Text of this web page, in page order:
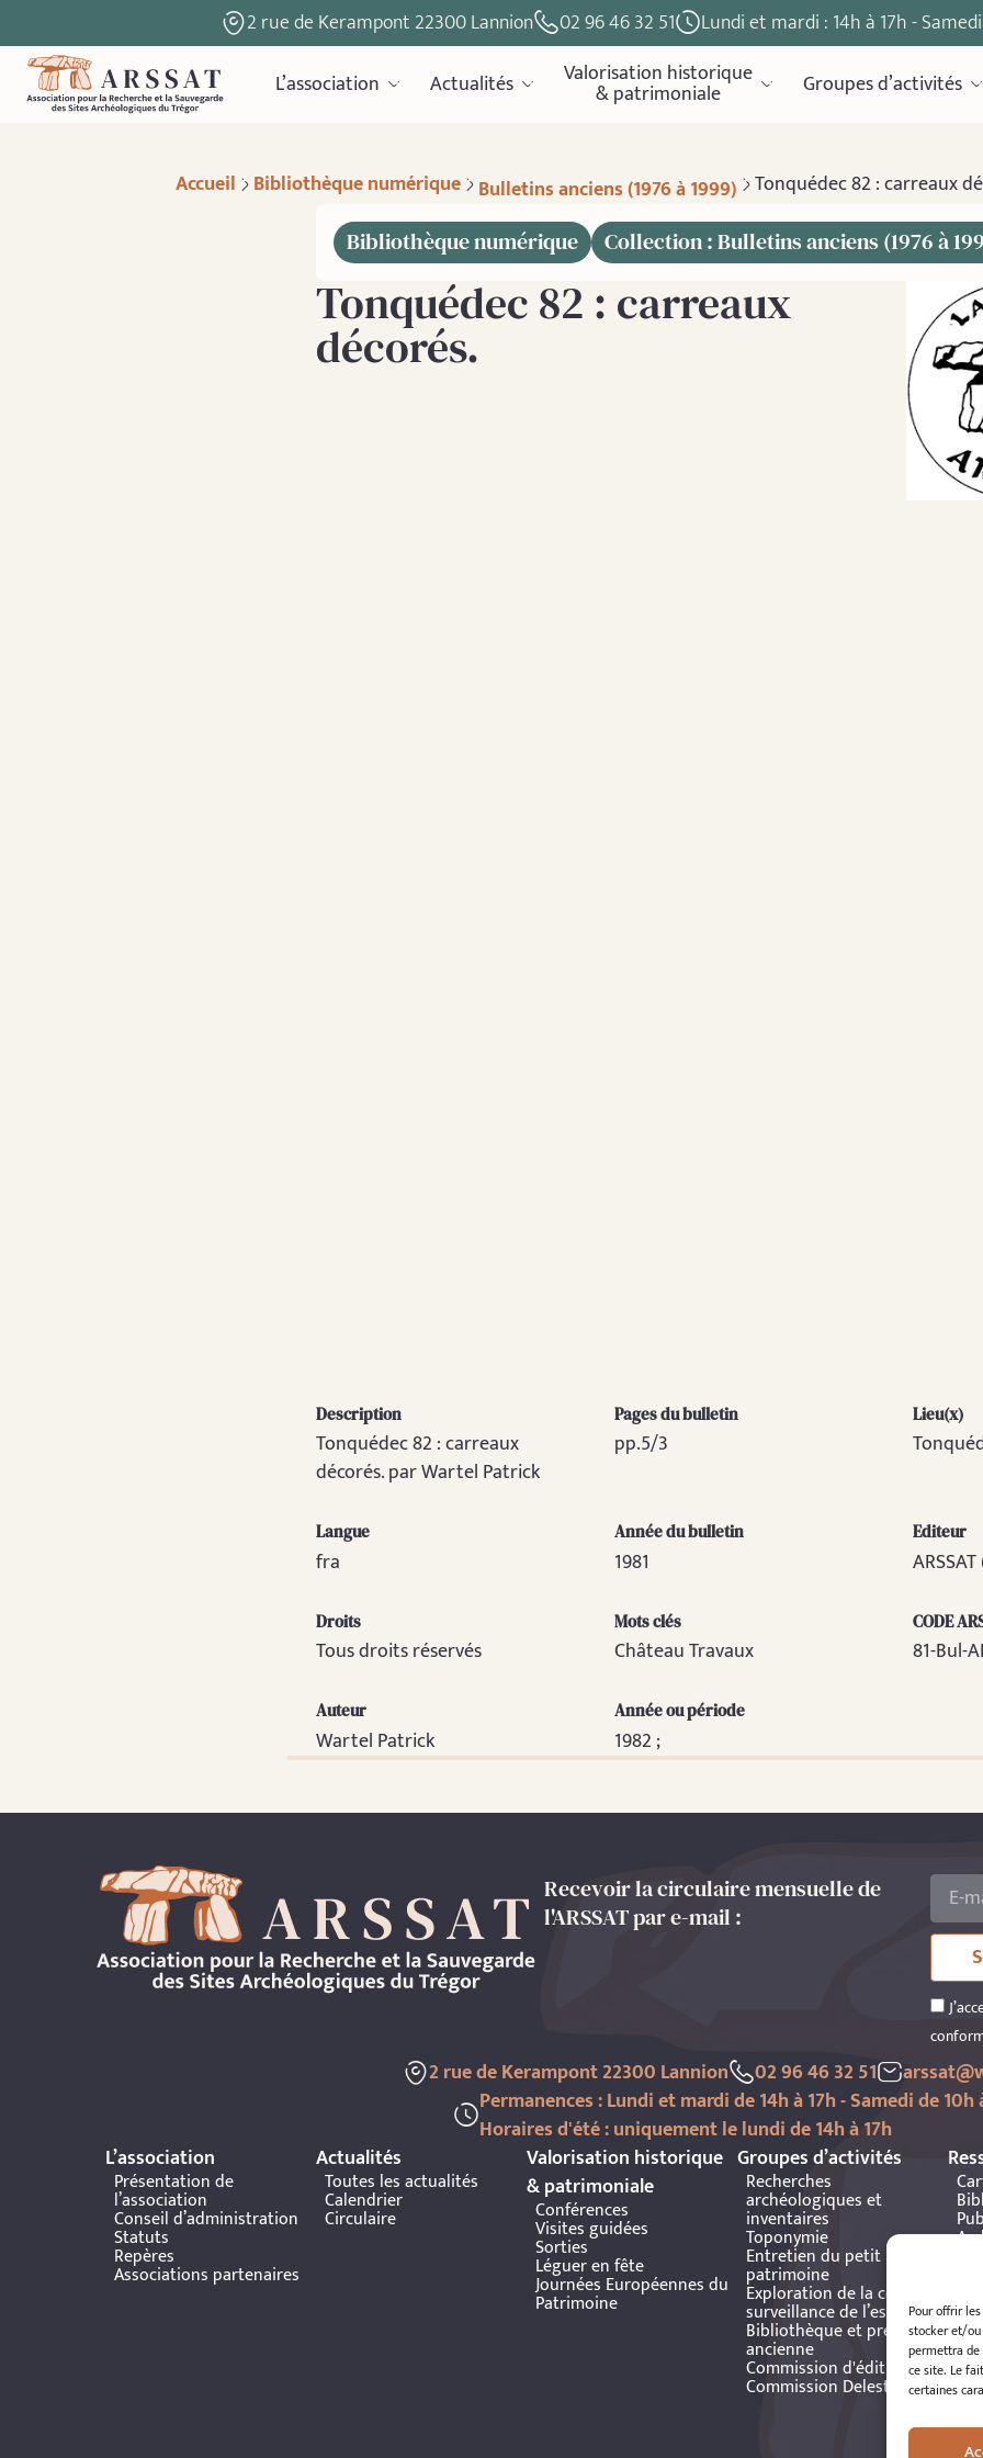
Pour offrir
stocker et/ou
permettra de
ce site. Le
certaines
2 rue de Kerampont 22300 Lannion 02 96 46 32 51
Lundi et mardi : 14h à 17h -
L’association
Actualités Valorisation historique
& patrimoniale Groupes d’activités
Accueil Bibliothèque numérique Bulletins anciens (1976 à 1999) Tonquédec 82 : carreaux
Bibliothèque numérique Collection : Bulletins anciens (1976 à
Tonquédec 82 : carreaux
décorés.
Description
Tonquédec 82 : carreaux
décorés. par Wartel Patrick
Pages du bulletin
pp.5/3
Lieu(x)
Langue
fra
Année du bulletin
1981
Editeur
Droits
Tous droits réservés
Mots clés
Château Travaux
CODE
81-Bul-
Auteur
Wartel Patrick
Année ou période
1982 ;
Recevoir la circulaire mensuelle de
l'ARSSAT par e-mail :
2 rue de Kerampont 22300 Lannion 02 96 46 32 51
Permanences : Lundi et mardi de 14h à 17h - Samedi de 10h
Horaires d'été : uniquement le lundi de 14h à 17h
L’association
Présentation de
l’association
Conseil d’administration
Statuts
Repères
Associations partenaires
Actualités
Toutes les actualités
Calendrier
Circulaire
Valorisation historique
& patrimoniale
Conférences
Visites guidées
Sorties
Léguer en fête
Journées Européennes du
Patrimoine
Groupes d’activités
Recherches
archéologiques et
inventaires
Toponymie
Entretien du petit
patrimoine
Exploration de la côte et
surveillance de l’estran
Bibliothèque et presse
ancienne
Commission d'édition
Commission Delestre